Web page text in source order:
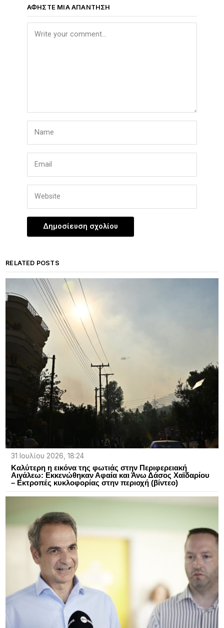
ΑΦΉΣΤΕ ΜΙΑ ΑΠΆΝΤΗΣΗ
RELATED POSTS
31 Ιουλίου 2026, 18:24
Καλύτερη η εικόνα της φωτιάς στην Περιφερειακή
Αιγάλεω: Εκκενώθηκαν Αφαία και Άνω Δάσος Χαϊδαρίου
– Εκτροπές κυκλοφορίας στην περιοχή (βίντεο)